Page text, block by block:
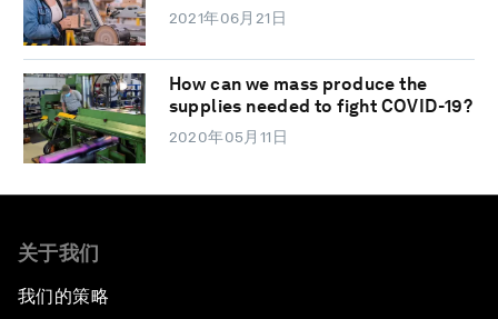
2021年06月21日
How can we mass produce the
supplies needed to fight COVID-19?
2020年05月11日
关于我们
我们的策略